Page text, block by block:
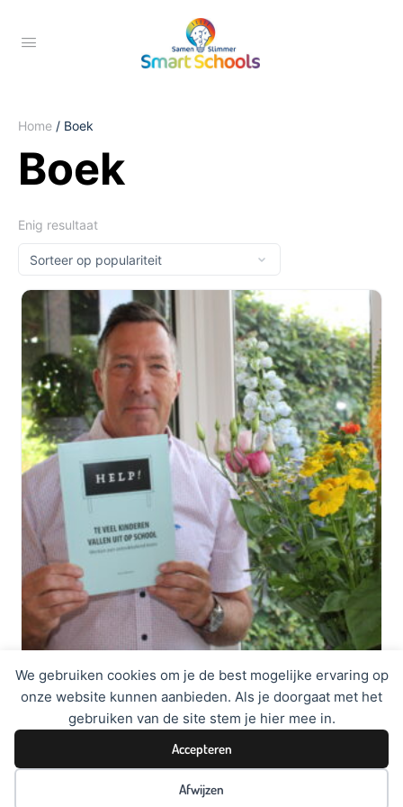
We gebruiken cookies om je de best mogelijke ervaring op
onze website kunnen aanbieden. Als je doorgaat met het
gebruiken van de site stem je hier mee in.
Accepteren
Afwijzen
Home / Boek
Boek
Enig resultaat
Help! Teveel kinderen vallen uit op school
€ 24,50 excl. BTW
TOEVOEGEN AAN WINKELWAGEN